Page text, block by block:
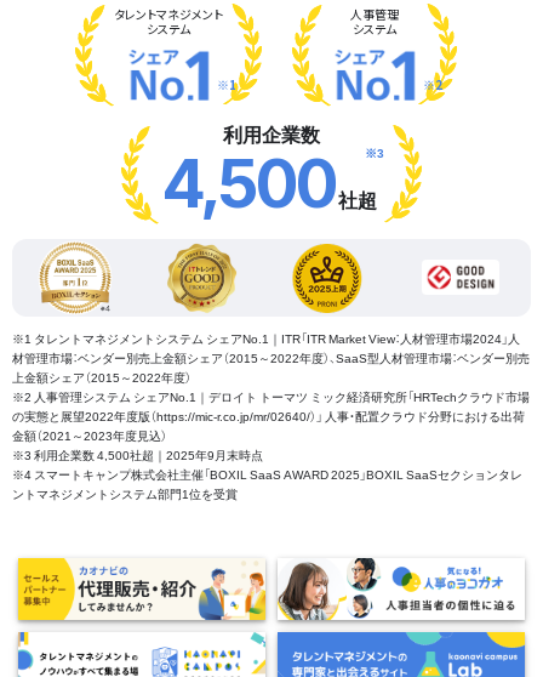
タレントマネジメント
システム
※1
人事管理
システム
※2
利用企業数
4,500社超
※3
※1 タレントマネジメントシステム シェアNo.1｜ITR「ITR Market View：人材管理市場2024」人
材管理市場：ベンダー別売上金額シェア（2015～2022年度）、SaaS型人材管理市場：ベンダー別売
上金額シェア（2015～2022年度）
※2 人事管理システム シェアNo.1｜デロイト トーマツ ミック経済研究所「HRTechクラウド市場
の実態と展望2022年度版（https://mic-r.co.jp/mr/02640/）」 人事・配置クラウド分野における出荷
金額（2021～2023年度見込）
※3 利用企業数 4,500社超｜2025年9月末時点
※4 スマートキャンプ株式会社主催「BOXIL SaaS AWARD 2025」BOXIL SaaSセクションタレ
ントマネジメントシステム部門1位を受賞